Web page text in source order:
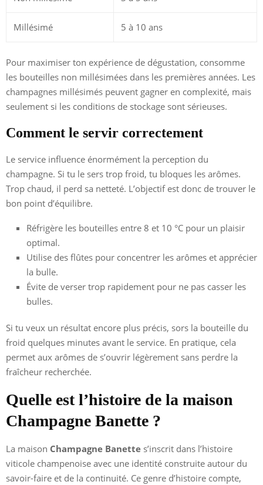
Millésimé 5 à 10 ans
Pour maximiser ton expérience de dégustation, consomme
les bouteilles non millésimées dans les premières années. Les
champagnes millésimés peuvent gagner en complexité, mais
seulement si les conditions de stockage sont sérieuses.
Comment le servir correctement
Le service influence énormément la perception du
champagne. Si tu le sers trop froid, tu bloques les arômes.
Trop chaud, il perd sa netteté. L’objectif est donc de trouver le
bon point d’équilibre.
Réfrigère les bouteilles entre 8 et 10 °C pour un plaisir
optimal.
Utilise des flûtes pour concentrer les arômes et apprécier
la bulle.
Évite de verser trop rapidement pour ne pas casser les
bulles.
Si tu veux un résultat encore plus précis, sors la bouteille du
froid quelques minutes avant le service. En pratique, cela
permet aux arômes de s’ouvrir légèrement sans perdre la
fraîcheur recherchée.
Quelle est l’histoire de la maison
Champagne Banette ?
La maison Champagne Banette s’inscrit dans l’histoire
viticole champenoise avec une identité construite autour du
savoir-faire et de la continuité. Ce genre d’histoire compte,